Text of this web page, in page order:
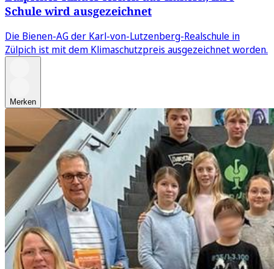
Schule wird ausgezeichnet
Die Bienen-AG der Karl-von-Lutzenberg-Realschule in
Zülpich ist mit dem Klimaschutzpreis ausgezeichnet worden.
Merken